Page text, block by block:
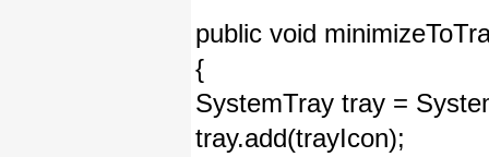
public void
{
SystemTray tray =
tray.add(trayIcon);